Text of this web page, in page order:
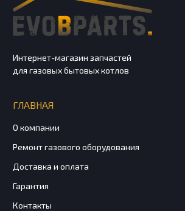
Интернет-магазин запчастей
для газовых бытовых котлов
ГЛАВНАЯ
О компании
Ремонт газового оборудования
Доставка и оплата
Гарантия
Контакты